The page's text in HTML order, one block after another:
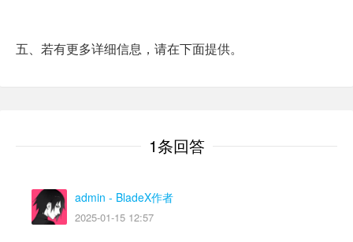
五、若有更多详细信息，请在下面提供。
1条回答
admin - BladeX作者
2025-01-15 12:57